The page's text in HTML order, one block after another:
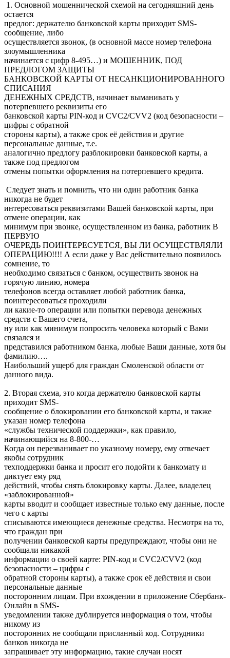
1. Основной мошеннической схемой на сегодняшний день
остается
предлог: держателю банковской карты приходит SMS-
сообщение, либо
осуществляется звонок, (в основной массе номер телефона
злоумышленника
начинается с цифр 8-495…) и МОШЕННИК, ПОД
ПРЕДЛОГОМ ЗАЩИТЫ
БАНКОВСКОЙ КАРТЫ ОТ НЕСАНКЦИОНИРОВАННОГО
СПИСАНИЯ
ДЕНЕЖНЫХ СРЕДСТВ, начинает выманивать у
потерпевшего реквизиты его
банковской карты PIN-код и CVC2/CVV2 (код безопасности –
цифры с обратной
стороны карты), а также срок её действия и другие
персональные данные, т.е.
аналогично предлогу разблокировки банковской карты, а
также под предлогом
отмены попытки оформления на потерпевшего кредита.
Следует знать и помнить, что ни один работник банка
никогда не будет
интересоваться реквизитами Вашей банковской карты, при
отмене операции, как
минимум при звонке, осуществленном из банка, работник В
ПЕРВУЮ
ОЧЕРЕДЬ ПОИНТЕРЕСУЕТСЯ, ВЫ ЛИ ОСУЩЕСТВЛЯЛИ
ОПЕРАЦИЮ!!!! А если даже у Вас действительно появилось
сомнение, то
необходимо связаться с банком, осуществить звонок на
горячую линию, номера
телефонов всегда оставляет любой работник банка,
поинтересоваться проходили
ли какие-то операции или попытки перевода денежных
средств с Вашего счета,
ну или как минимум попросить человека который с Вами
связался и
представился работником банка, любые Ваши данные, хотя бы
фамилию….
Наибольший ущерб для граждан Смоленской области от
данного вида.
2. Вторая схема, это когда держателю банковской карты
приходит SMS-
сообщение о блокировании его банковской карты, и также
указан номер телефона
«службы технической поддержки», как правило,
начинающийся на 8-800-…
Когда он перезванивает по указному номеру, ему отвечает
якобы сотрудник
техподдержки банка и просит его подойти к банкомату и
диктует ему ряд
действий, чтобы снять блокировку карты. Далее, владелец
«заблокированной»
карты вводит и сообщает известные только ему данные, после
чего с карты
списываются имеющиеся денежные средства. Несмотря на то,
что граждан при
получении банковской карты предупреждают, чтобы они не
сообщали никакой
информации о своей карте: PIN-код и CVC2/CVV2 (код
безопасности – цифры с
обратной стороны карты), а также срок её действия и свои
персональные данные
посторонним лицам. При вхождении в приложение Сбербанк-
Онлайн в SMS-
уведомлении также дублируется информация о том, чтобы
никому из
посторонних не сообщали присланный код. Сотрудники
банков никогда не
запрашивает эту информацию, такие случаи носят